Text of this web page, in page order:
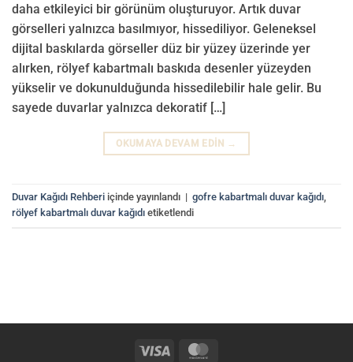
daha etkileyici bir görünüm oluşturuyor. Artık duvar
görselleri yalnızca basılmıyor, hissediliyor. Geleneksel
dijital baskılarda görseller düz bir yüzey üzerinde yer
alırken, rölyef kabartmalı baskıda desenler yüzeyden
yükselir ve dokunulduğunda hissedilebilir hale gelir. Bu
sayede duvarlar yalnızca dekoratif […]
OKUMAYA DEVAM EDIN →
Duvar Kağıdı Rehberi içinde yayınlandı | gofre kabartmalı duvar kağıdı
rölyef kabartmalı duvar kağıdı etiketlendi
Visa